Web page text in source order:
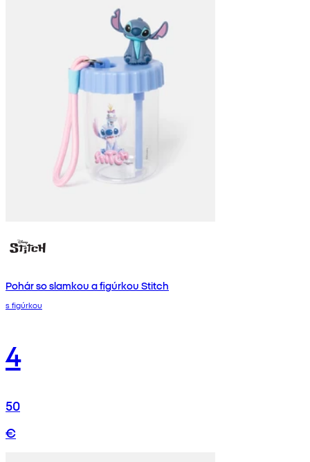
Pohár so slamkou a figúrkou Stitch
s figúrkou
4
50
€